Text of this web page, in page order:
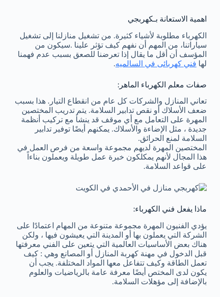
اهمية الاستعانة بـكهربجي
الكهرباء مطلوبة لأشياء كثيرة. من تشغيل منازلنا إلى تشغيل
سياراتنا، من المهم أن نفهم كيف تؤثر علينا .سيكون من
المؤسف أن أقل ما يقال إذا تعرضنا للصعق بسبب عدم فهمنا
لها فني كهربائى في السالميه.
صفات معلم الكهرباء الماهر:
تعاني المنازل والشركات كل عام من انقطاع التيار. هذا بسبب
ضعف الأسلاك أو نقص تدابير السلامة. يتم تدريب المختصين
المهرة على التعامل مع أي موقف قد ينشأ مع تركيب أنظمة
جديدة ، مثل الإضاءة والأسلاك. يمكنهم أيضًا توفير تدابير
السلامة لمنع الحرائق.
المختصين المهرة لديهم مجموعة واسعة من فرص العمل في
هذا المجال لأنهم يمكلكون خبرة عمل طويلة ويعملون بناءاً
على قواعد السلامة.
ماذا يفعل فني الكهرباء:
يؤدي الفنيون المهرة مجموعة متنوعة من المهام اعتمادًا على
الشركة التي يعملون بها أو المدينة التي يعيشون فيها ، ولكن
هناك بعض الأساسيات العالمية التي يتعين على الفني معرفتها
قبل الدخول في مهنة كهربة المنازل أو المصانع وهي : كيف
تعمل الطاقة وكيف تتفاعل معها المواد المختلفة. يجب أن
يكون لدى المختص أيضًا معرفة عامة بالرياضيات والعلوم
بالإضافة إلى مؤهلات السلامة.